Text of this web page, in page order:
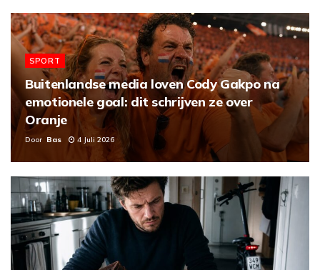
SPORT
Buitenlandse media loven Cody Gakpo na
emotionele goal: dit schrijven ze over
Oranje
Door Bas 4 Juli 2026